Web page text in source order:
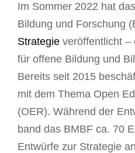
Im Sommer 2022 hat
Bildung und Forschung
Strategie veröffentlicht –
für offene Bildung und
Bereits seit 2015
mit dem Thema Open
(OER). Während der
band das BMBF ca. 70
Entwürfe zur Strategie